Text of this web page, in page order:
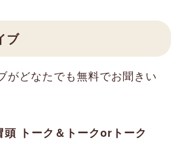
ブ
がどなたでも無料でお聞きい
頭 トーク＆トークorトーク